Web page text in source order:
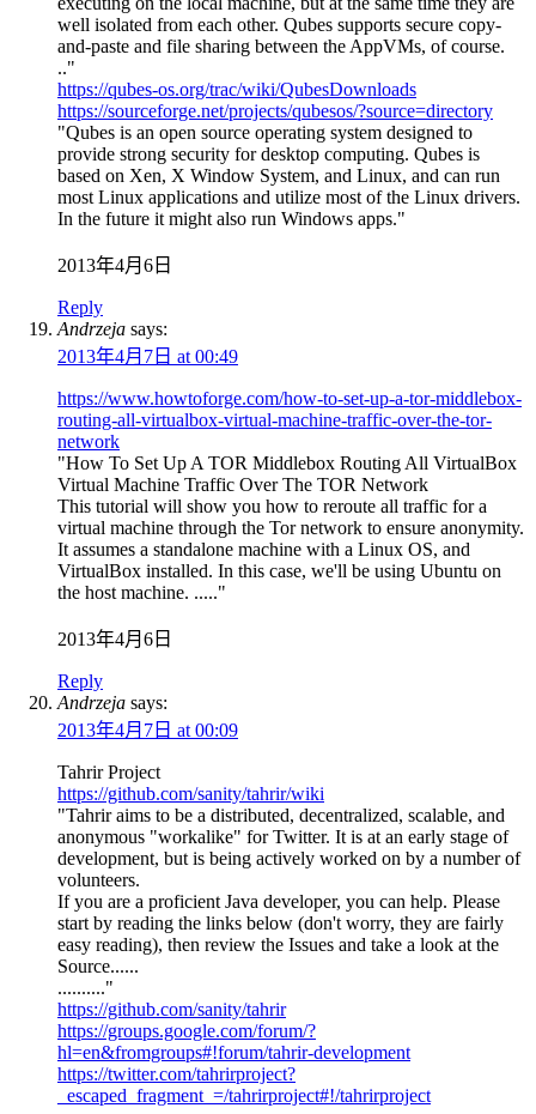
well isolated from each other. Qubes supports secure copy-
and-paste and file sharing between the AppVMs, of course.
.."
https://qubes-os.org/trac/wiki/QubesDownloads
https://sourceforge.net/projects/qubesos/?source=directory
"Qubes is an open source operating system designed to
provide strong security for desktop computing. Qubes is
based on Xen, X Window System, and Linux, and can run
most Linux applications and utilize most of the Linux drivers.
In the future it might also run Windows apps."
2013年4月6日
Reply
Andrzeja says:
2013年4月7日 at 00:49
https://www.howtoforge.com/how-to-set-up-a-tor-middlebox-
routing-all-virtualbox-virtual-machine-traffic-over-the-tor-
network
"How To Set Up A TOR Middlebox Routing All VirtualBox
Virtual Machine Traffic Over The TOR Network
This tutorial will show you how to reroute all traffic for a
virtual machine through the Tor network to ensure anonymity.
It assumes a standalone machine with a Linux OS, and
VirtualBox installed. In this case, we'll be using Ubuntu on
the host machine. ....."
2013年4月6日
Reply
Andrzeja says:
2013年4月7日 at 00:09
Tahrir Project
https://github.com/sanity/tahrir/wiki
"Tahrir aims to be a distributed, decentralized, scalable, and
anonymous "workalike" for Twitter. It is at an early stage of
development, but is being actively worked on by a number of
volunteers.
If you are a proficient Java developer, you can help. Please
start by reading the links below (don't worry, they are fairly
easy reading), then review the Issues and take a look at the
Source......
.........."
https://github.com/sanity/tahrir
https://groups.google.com/forum/?
hl=en&fromgroups#!forum/tahrir-development
https://twitter.com/tahrirproject?
_escaped_fragment_=/tahrirproject#!/tahrirproject